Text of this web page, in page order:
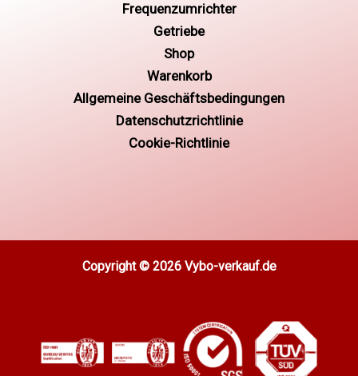
Frequenzumrichter
Getriebe
Shop
Warenkorb
Allgemeine Geschäftsbedingungen
Datenschutzrichtlinie
Cookie-Richtlinie
Copyright © 2026 Vybo-verkauf.de